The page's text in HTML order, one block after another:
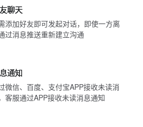
聊天
添加好友即可发起对话，即使一方离
过消息推送重新建立沟通
通知
微信、百度、支付宝APP接收未读消
客服通过APP接收未读消息通知